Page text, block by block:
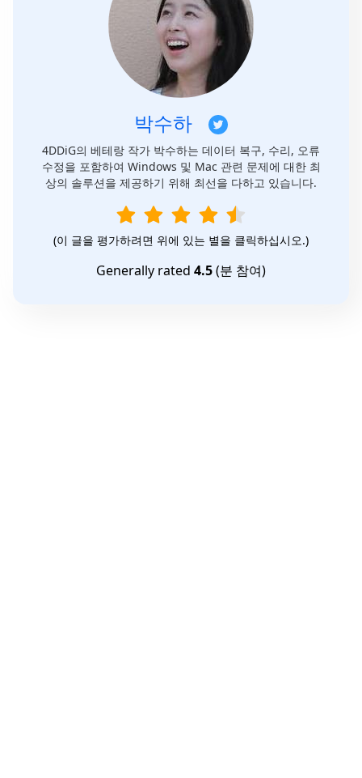
박수하
4DDiG의 베테랑 작가 박수하는 데이터 복구, 수리, 오류
수정을 포함하여 Windows 및 Mac 관련 문제에 대한 최
상의 솔루션을 제공하기 위해 최선을 다하고 있습니다.
(이 글을 평가하려면 위에 있는 별을 클릭하십시오.)
Generally rated 4.5(분 참여)